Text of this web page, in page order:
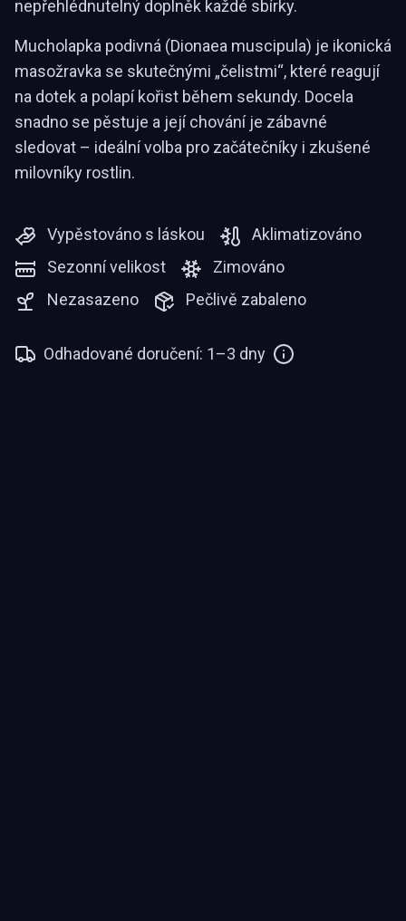
nepřehlédnutelný doplněk každé sbírky.
Mucholapka podivná (Dionaea muscipula) je ikonická
masožravka se skutečnými „čelistmi“, které reagují
na dotek a polapí kořist během sekundy. Docela
snadno se pěstuje a její chování je zábavné
sledovat – ideální volba pro začátečníky i zkušené
milovníky rostlin.
Vypěstováno s láskou
Aklimatizováno
Sezonní velikost
Zimováno
Nezasazeno
Pečlivě zabaleno
Odhadované doručení: 1–3 dny